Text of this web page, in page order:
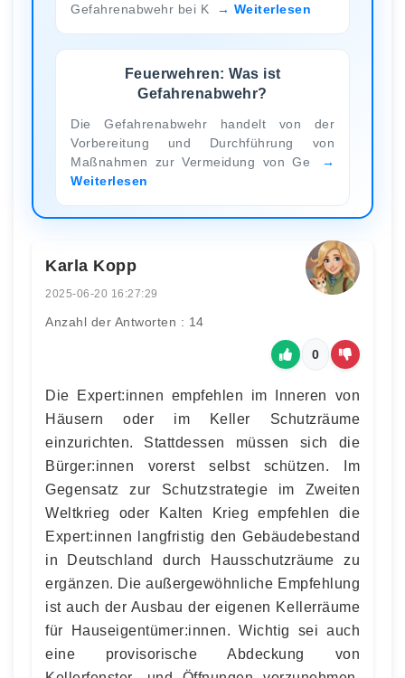
Gefahrenabwehr bei K
Weiterlesen
Feuerwehren: Was ist
Gefahrenabwehr?
Die Gefahrenabwehr handelt von der
Vorbereitung und Durchführung von
Maßnahmen zur Vermeidung von Ge
Weiterlesen
Karla Kopp
2025-06-20 16:27:29
Anzahl der Antworten : 14
0
Die Expert:innen empfehlen im Inneren von
Häusern oder im Keller Schutzräume
einzurichten. Stattdessen müssen sich die
Bürger:innen vorerst selbst schützen. Im
Gegensatz zur Schutzstrategie im Zweiten
Weltkrieg oder Kalten Krieg empfehlen die
Expert:innen langfristig den Gebäudebestand
in Deutschland durch Hausschutzräume zu
ergänzen. Die außergewöhnliche Empfehlung
ist auch der Ausbau der eigenen Kellerräume
für Hauseigentümer:innen. Wichtig sei auch
eine provisorische Abdeckung von